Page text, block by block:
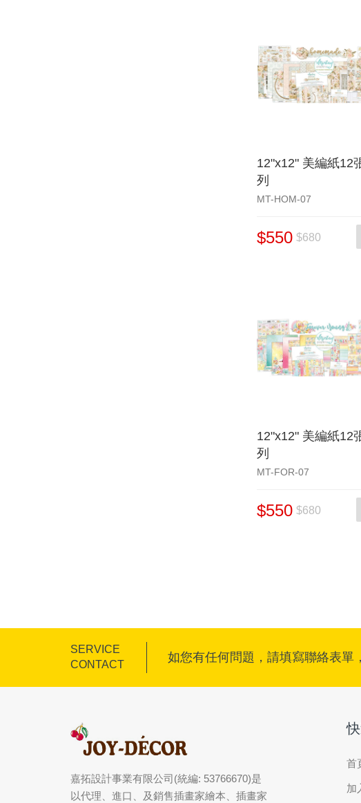
12"x12" 美編紙12
列
MT-HOM-07
$550 $680
12"x12" 美編紙12
列
MT-FOR-07
$550 $680
SERVICE
CONTACT
如您有任何問題，請填寫聯絡表單
嘉拓設計事業有限公司(統編: 53766670)是
以代理、進口、及銷售插畫家繪本、插畫家
首
加